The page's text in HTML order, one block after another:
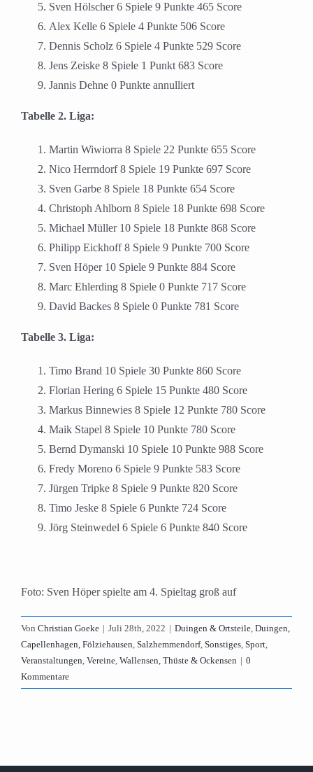
Sven Hölscher 6 Spiele 9 Punkte 465 Score
Alex Kelle 6 Spiele 4 Punkte 506 Score
Dennis Scholz 6 Spiele 4 Punkte 529 Score
Jens Zeiske 8 Spiele 1 Punkt 683 Score
Jannis Dehne 0 Punkte annulliert
Tabelle 2. Liga:
Martin Wiwiorra 8 Spiele 22 Punkte 655 Score
Nico Herrndorf 8 Spiele 19 Punkte 697 Score
Sven Garbe 8 Spiele 18 Punkte 654 Score
Christoph Ahlborn 8 Spiele 18 Punkte 698 Score
Michael Müller 10 Spiele 18 Punkte 868 Score
Philipp Eickhoff 8 Spiele 9 Punkte 700 Score
Sven Höper 10 Spiele 9 Punkte 884 Score
Marc Ehlerding 8 Spiele 0 Punkte 717 Score
David Backes 8 Spiele 0 Punkte 781 Score
Tabelle 3. Liga:
Timo Brand 10 Spiele 30 Punkte 860 Score
Florian Hering 6 Spiele 15 Punkte 480 Score
Markus Binnewies 8 Spiele 12 Punkte 780 Score
Maik Stapel 8 Spiele 10 Punkte 780 Score
Bernd Dymanski 10 Spiele 10 Punkte 988 Score
Fredy Moreno 6 Spiele 9 Punkte 583 Score
Jürgen Tripke 8 Spiele 9 Punkte 820 Score
Timo Jeske 8 Spiele 6 Punkte 724 Score
Jörg Steinwedel 6 Spiele 6 Punkte 840 Score
Foto: Sven Höper spielte am 4. Spieltag groß auf
Von Christian Goeke | Juli 28th, 2022 | Duingen & Ortsteile, Duingen,
Capellenhagen, Fölziehausen, Salzhemmendorf, Sonstiges, Sport,
Veranstaltungen, Vereine, Wallensen, Thüste & Ockensen | 0
Kommentare